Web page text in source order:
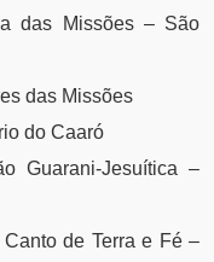
das Missões – São
das Missões
do Caaró
Guarani-Jesuítica –
de Terra e Fé –